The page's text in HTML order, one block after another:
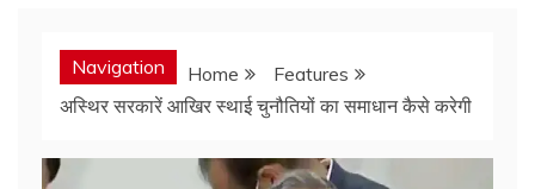
Navigation Home
Features
अस्थिर सरकारें आखिर स्थाई चुनौतियों का समाधान कैसे करेगी